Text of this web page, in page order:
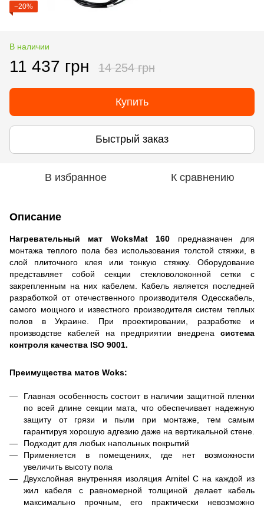
−20%
В наличии
11 437 грн 14 254 грн
Купить
Быстрый заказ
В избранное К сравнению
Описание
Нагревательный мат WoksMat 160 предназначен для
монтажа теплого пола без использования толстой стяжки, в
слой плиточного клея или тонкую стяжку. Оборудование
представляет собой секции стекловолоконной сетки с
закрепленным на них кабелем. Кабель является последней
разработкой от отечественного производителя Одесскабель,
самого мощного и известного производителя систем теплых
полов в Украине. При проектировании, разработке и
производстве кабелей на предприятии внедрена система
контроля качества ISO 9001.
Преимущества матов Woks:
Главная особенность состоит в наличии защитной пленки
по всей длине секции мата, что обеспечивает надежную
защиту от грязи и пыли при монтаже, тем самым
гарантируя хорошую адгезию даже на вертикальной стене.
Подходит для любых напольных покрытий
Применяется в помещениях, где нет возможности
увеличить высоту пола
Двухслойная внутренняя изоляция Arnitel С на каждой из
жил кабеля с равномерной толщиной делает кабель
максимально прочным, его практически невозможно